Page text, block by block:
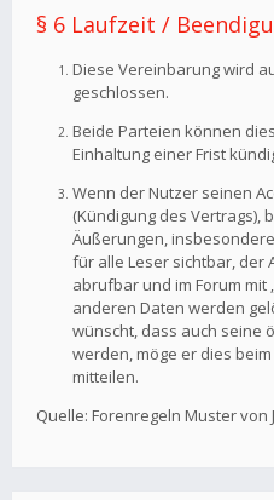
§ 6 Laufzeit /
Diese Vereinbarung wird
geschlossen.
Beide Parteien können
Einhaltung einer Frist
Wenn der Nutzer seinen
(Kündigung des Vertrags),
Äußerungen,
für alle Leser sichtbar, der
abrufbar und im Forum mit
anderen Daten werden
wünscht, dass auch seine
werden, möge er dies
mitteilen.
Quelle: Forenregeln Muster von